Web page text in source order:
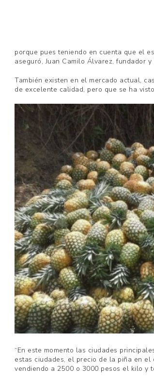
porque pues teniendo en cuenta que el
aseguró, Juan Camilo Álvarez, fundador
También existen en el mercado actual,
de excelente calidad, pero que se ha
“En este momento las ciudades
estas ciudades, el precio de la piña en
vendiendo a 2500 o 3000 pesos el kilo y